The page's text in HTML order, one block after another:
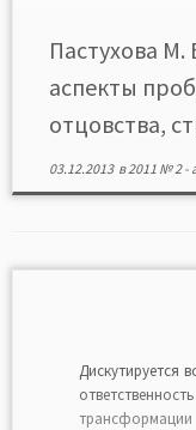
Пастухова М.
аспекты
отцовства,
03.12.2013в2011 № 2-
Дискутируется